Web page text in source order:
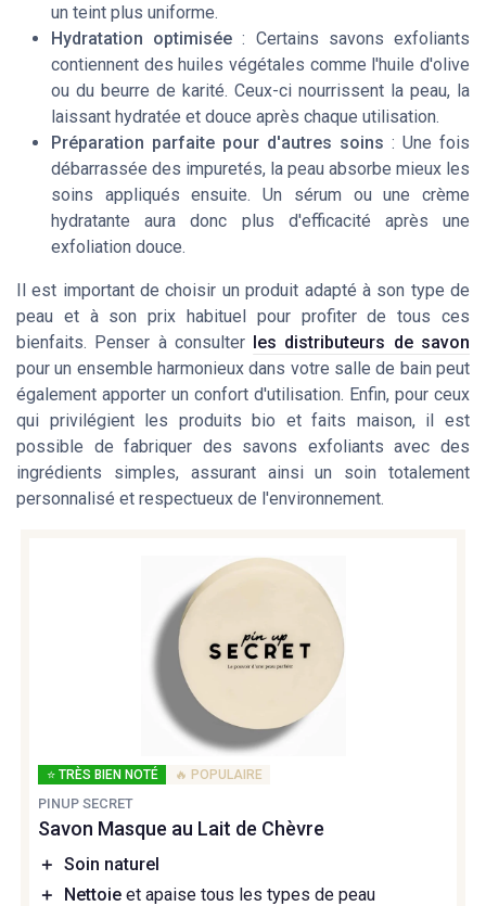
un teint plus uniforme.
Hydratation optimisée : Certains savons exfoliants
contiennent des huiles végétales comme l'huile d'olive
ou du beurre de karité. Ceux-ci nourrissent la peau, la
laissant hydratée et douce après chaque utilisation.
Préparation parfaite pour d'autres soins : Une fois
débarrassée des impuretés, la peau absorbe mieux les
soins appliqués ensuite. Un sérum ou une crème
hydratante aura donc plus d'efficacité après une
exfoliation douce.
Il est important de choisir un produit adapté à son type de
peau et à son prix habituel pour profiter de tous ces
bienfaits. Penser à consulter les distributeurs de savon
pour un ensemble harmonieux dans votre salle de bain peut
également apporter un confort d'utilisation. Enfin, pour ceux
qui privilégient les produits bio et faits maison, il est
possible de fabriquer des savons exfoliants avec des
ingrédients simples, assurant ainsi un soin totalement
personnalisé et respectueux de l'environnement.
⭐ TRÈS BIEN NOTÉ 🔥 POPULAIRE
PINUP SECRET
Savon Masque au Lait de Chèvre
＋ Soin naturel
＋
Nettoie et apaise tous les types de peau